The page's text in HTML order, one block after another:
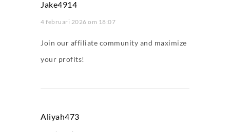
Jake4914
4 februari 2026 om 18:07
Join our affiliate community and maximize
your profits!
Aliyah473